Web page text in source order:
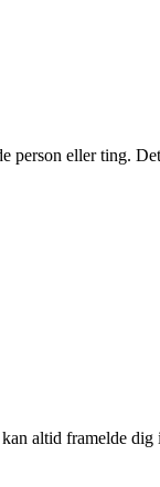
person eller ting.
altid framelde dig